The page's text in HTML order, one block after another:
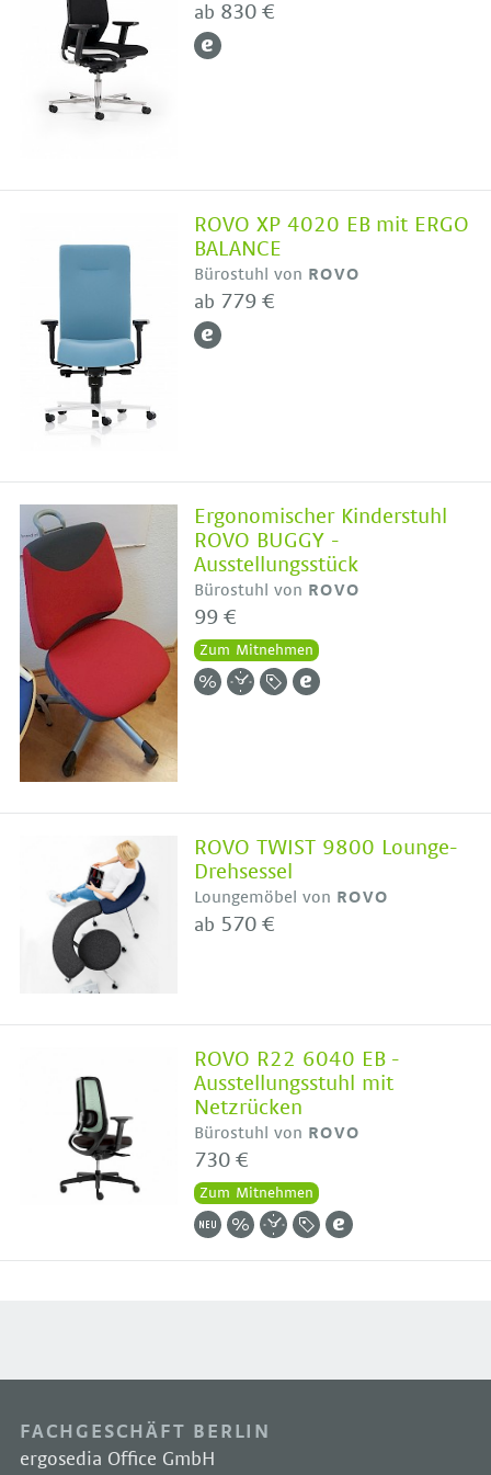
ab 830 €
ROVO XP 4020 EB mit ERGO
BALANCE
Bürostuhl von ROVO
ab 779 €
Ergonomischer Kinderstuhl
ROVO BUGGY -
Ausstellungsstück
Bürostuhl von ROVO
99 €
Zum Mitnehmen
ROVO TWIST 9800 Lounge-
Drehsessel
Loungemöbel von ROVO
ab 570 €
ROVO R22 6040 EB -
Ausstellungsstuhl mit
Netzrücken
Bürostuhl von ROVO
730 €
Zum Mitnehmen
FACHGESCHÄFT BERLIN
ergosedia Office GmbH